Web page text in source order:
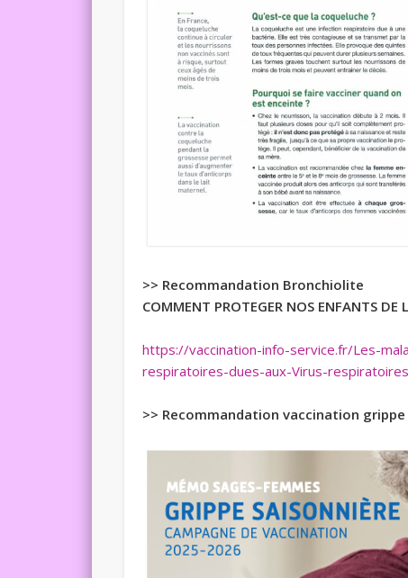
>> Recommandation Bronchiolite
COMMENT PROTEGER NOS ENFANTS DE
https://vaccination-info-service.fr/Les-
respiratoires-dues-aux-Virus-
>> Recommandation vaccination grippe